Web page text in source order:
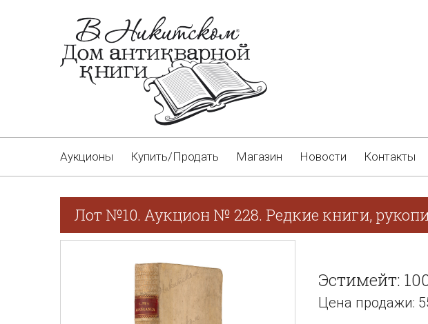
Аукционы Купить/Продать Магазин Новости Контакты
Лот №10. Аукцион № 228. Редкие книги,
Эстимейт:
Цена продажи: